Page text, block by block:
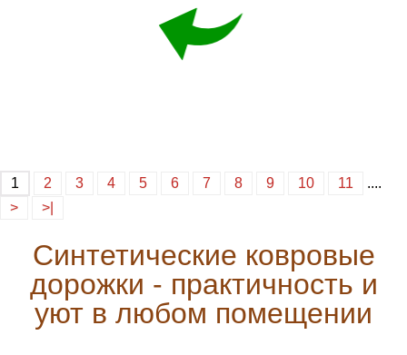
1 2 3 4 5 6 7 8 9 10 11
....
>
>|
Синтетические ковровые
дорожки - практичность и
уют в любом помещении